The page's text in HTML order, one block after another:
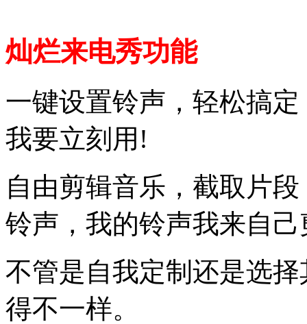
灿烂来电秀功能
一键设置铃声，轻松搞
我要立刻用!
自由剪辑音乐，截取片
铃声，我的铃声我来自己
不管是自我定制还是选
得不一样。